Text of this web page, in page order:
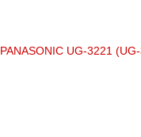
PANASONIC UG-3221